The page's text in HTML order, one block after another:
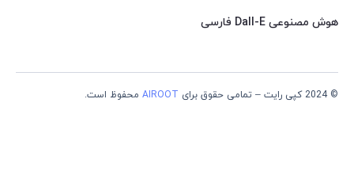
هوش مصنوعی Dall-E فارسی
© 2024 کپی رایت – تمامی حقوق برای AIROOT محفوظ است.